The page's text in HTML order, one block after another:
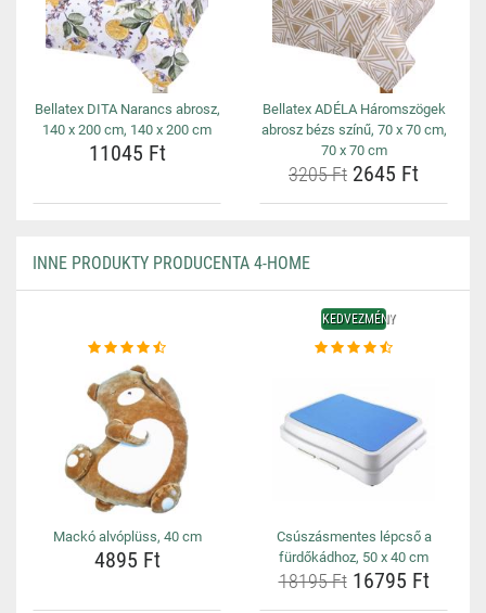
Bellatex DITA Narancs abrosz,
140 x 200 cm, 140 x 200 cm
11045 Ft
Bellatex ADÉLA Háromszögek
abrosz bézs színű, 70 x 70 cm,
70 x 70 cm
3205 Ft 2645 Ft
INNE PRODUKTY PRODUCENTA 4-HOME
Mackó alvóplüss, 40 cm
4895 Ft
KEDVEZMÉNY
Csúszásmentes lépcső a
fürdőkádhoz, 50 x 40 cm
18195 Ft16795 Ft